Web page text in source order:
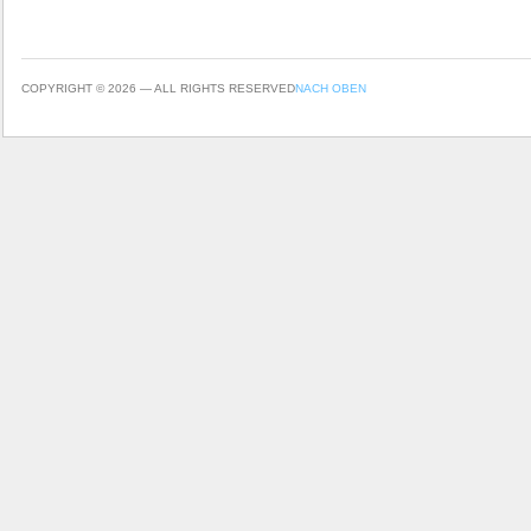
COPYRIGHT © 2026 — ALL RIGHTS RESERVEDNACH OBEN